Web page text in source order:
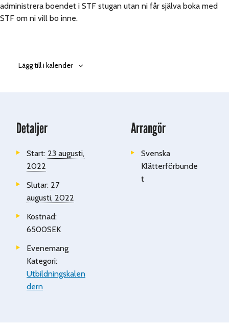
administrera boendet i STF stugan utan ni får själva boka med
STF om ni vill bo inne.
Lägg till i kalender
Detaljer
Start: 23 augusti,
2022
Slutar: 27
augusti, 2022
Kostnad:
6500SEK
Evenemang
Kategori:
Utbildningskalen
dern
Arrangör
Svenska
Klätterförbunde
t